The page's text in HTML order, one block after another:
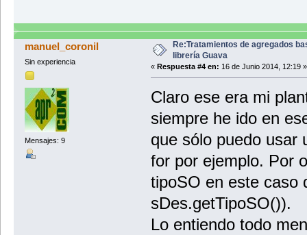
manuel_coronil
Sin experiencia
Mensajes: 9
Re:Tratamientos de agregados
librería Guava
« Respuesta #4 en: 16 de Junio 2014, 12:19 »
Claro ese era mi
siempre he ido en
que sólo puedo usar
for por ejemplo. Por
tipoSO en este caso
sDes.getTipoSO()).
Lo entiendo todo